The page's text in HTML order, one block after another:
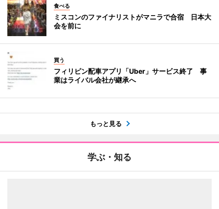
食べる
ミスコンのファイナリストがマニラで合宿 日本大
会を前に
買う
フィリピン配車アプリ「Uber」サービス終了 事
業はライバル会社が継承へ
もっと見る
学ぶ・知る